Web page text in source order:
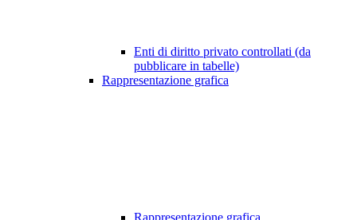
Enti di diritto privato controllati (da
pubblicare in tabelle)
Rappresentazione grafica